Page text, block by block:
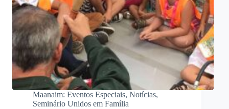
Maanaim: Eventos Especiais, Notícias,
Seminário Unidos em Família